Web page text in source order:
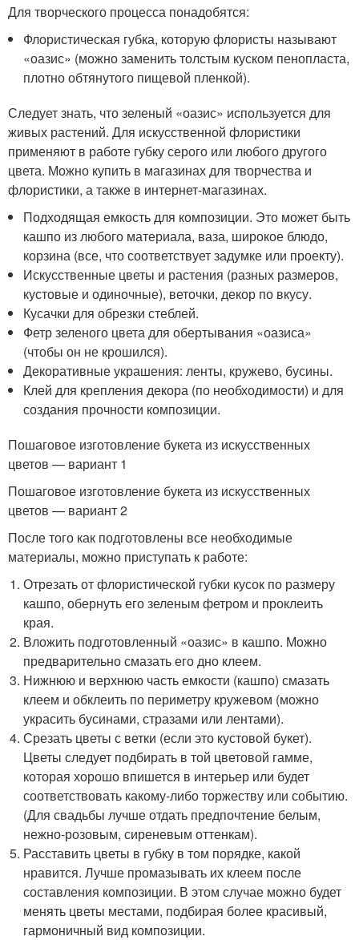
Для творческого процесса понадобятся:
Флористическая губка, которую флористы называют
«оазис» (можно заменить толстым куском пенопласта,
плотно обтянутого пищевой пленкой).
Следует знать, что зеленый «оазис» используется для
живых растений. Для искусственной флористики
применяют в работе губку серого или любого другого
цвета. Можно купить в магазинах для творчества и
флористики, а также в интернет-магазинах.
Подходящая емкость для композиции. Это может быть
кашпо из любого материала, ваза, широкое блюдо,
корзина (все, что соответствует задумке или проекту).
Искусственные цветы и растения (разных размеров,
кустовые и одиночные), веточки, декор по вкусу.
Кусачки для обрезки стеблей.
Фетр зеленого цвета для обертывания «оазиса»
(чтобы он не крошился).
Декоративные украшения: ленты, кружево, бусины.
Клей для крепления декора (по необходимости) и для
создания прочности композиции.
Пошаговое изготовление букета из искусственных
цветов — вариант 1
Пошаговое изготовление букета из искусственных
цветов — вариант 2
После того как подготовлены все необходимые
материалы, можно приступать к работе:
Отрезать от флористической губки кусок по размеру
кашпо, обернуть его зеленым фетром и проклеить
края.
Вложить подготовленный «оазис» в кашпо. Можно
предварительно смазать его дно клеем.
Нижнюю и верхнюю часть емкости (кашпо) смазать
клеем и обклеить по периметру кружевом (можно
украсить бусинами, стразами или лентами).
Срезать цветы с ветки (если это кустовой букет).
Цветы следует подбирать в той цветовой гамме,
которая хорошо впишется в интерьер или будет
соответствовать какому-либо торжеству или событию.
(Для свадьбы лучше отдать предпочтение белым,
нежно-розовым, сиреневым оттенкам).
Расставить цветы в губку в том порядке, какой
нравится. Лучше промазывать их клеем после
составления композиции. В этом случае можно будет
менять цветы местами, подбирая более красивый,
гармоничный вид композиции.